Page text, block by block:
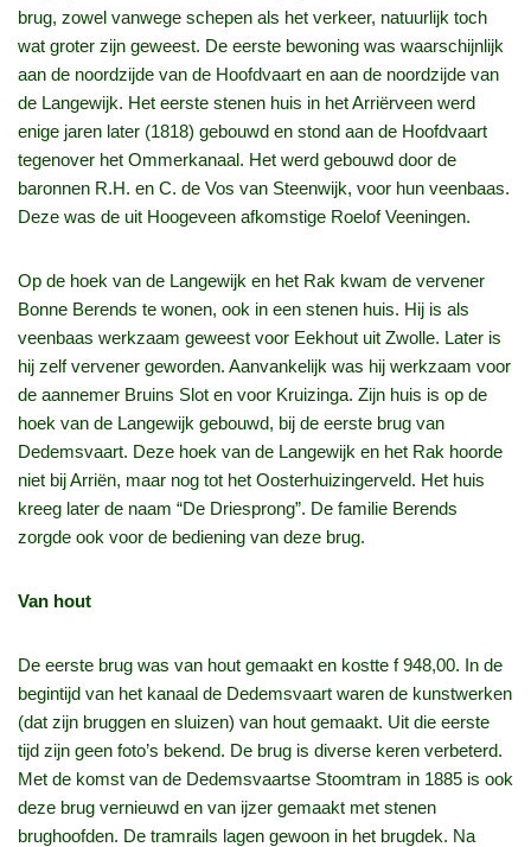
brug, zowel vanwege schepen als het verkeer, natuurlijk toch
wat groter zijn geweest. De eerste bewoning was waarschijnlijk
aan de noordzijde van de Hoofdvaart en aan de noordzijde van
de Langewijk. Het eerste stenen huis in het Arriërveen werd
enige jaren later (1818) gebouwd en stond aan de Hoofdvaart
tegenover het Ommerkanaal. Het werd gebouwd door de
baronnen R.H. en C. de Vos van Steenwijk, voor hun veenbaas.
Deze was de uit Hoogeveen afkomstige Roelof Veeningen.
Op de hoek van de Langewijk en het Rak kwam de vervener
Bonne Berends te wonen, ook in een stenen huis. Hij is als
veenbaas werkzaam geweest voor Eekhout uit Zwolle. Later is
hij zelf vervener geworden. Aanvankelijk was hij werkzaam voor
de aannemer Bruins Slot en voor Kruizinga. Zijn huis is op de
hoek van de Langewijk gebouwd, bij de eerste brug van
Dedemsvaart. Deze hoek van de Langewijk en het Rak hoorde
niet bij Arriën, maar nog tot het Oosterhuizingerveld. Het huis
kreeg later de naam “De Driesprong”. De familie Berends
zorgde ook voor de bediening van deze brug.
Van hout
De eerste brug was van hout gemaakt en kostte f 948,00. In de
begintijd van het kanaal de Dedemsvaart waren de kunstwerken
(dat zijn bruggen en sluizen) van hout gemaakt. Uit die eerste
tijd zijn geen foto’s bekend. De brug is diverse keren verbeterd.
Met de komst van de Dedemsvaartse Stoomtram in 1885 is ook
deze brug vernieuwd en van ijzer gemaakt met stenen
brughoofden. De tramrails lagen gewoon in het brugdek. Na